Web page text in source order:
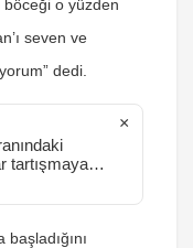
o yüzden
seven ve
dedi.
tartışmaya
×